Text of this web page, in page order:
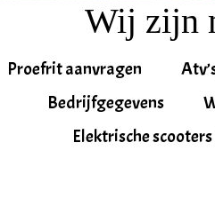
Wij zijn
Proefrit aanvragen
Bedrijfgegevens
Elektrische